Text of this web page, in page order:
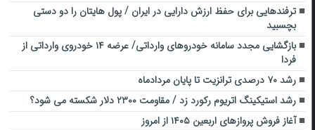
ترفندهایی برای حفظ ارزش دارایی در ایران / پول هایتان را دو دستی
بچسبید
بازگشایی مجدد سامانه خودروهای وارداتی/ عرضه ۱۴ خودروی وارداتی از
فردا
رشد ۷۰ درصدی ترانزیت تا پایان مردادماه
رشد استیکینگ اتریوم رکورد زد / مقاومت ۲۳۰۰ دلار شکسته می شود؟
آغاز فروش پروازهای اربعین ۱۴۰۵ از امروز